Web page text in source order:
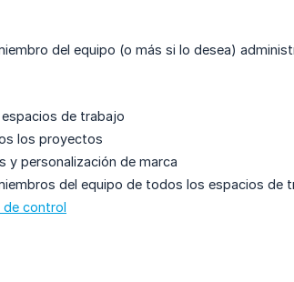
del equipo (o más si lo desea)
de trabajo
los proyectos
y personalización de marca
del equipo de todos los espacios de
de control